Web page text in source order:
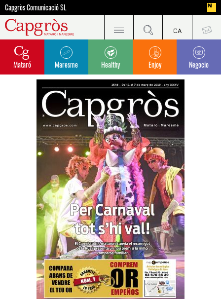
Capgròs Comunicació SL
Mataró Maresme Healthy Enjoy Negocio